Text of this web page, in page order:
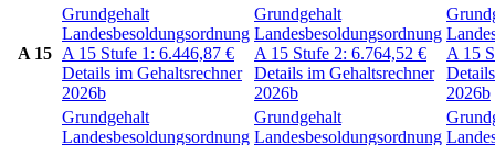
A 15
Grundgehalt
Landesbesoldungsordnung
A 15 Stufe 1: 6.446,87 €
Details im Gehaltsrechner
2026b
Grundgehalt
Landesbesoldungsordnung
A 15 Stufe 2: 6.764,52 €
Details im Gehaltsrechner
2026b
A 15
2026b
Grundgehalt
Landesbesoldungsordnung
Grundgehalt
Landesbesoldungsordnung